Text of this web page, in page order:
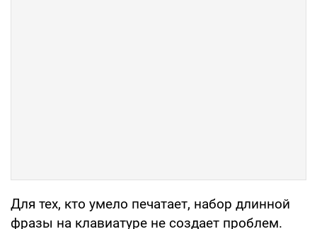
Для тех, кто умело печатает, набор длинной
фразы на клавиатуре не создает проблем.